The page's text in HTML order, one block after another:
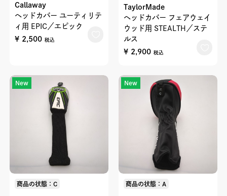
Callaway
ヘッドカバー ユーティリテ
ィ用 EPIC／エピック
¥ 2,500 税込
TaylorMade
ヘッドカバー フェアウェイ
ウッド用 STEALTH／ステ
ルス
¥ 2,900 税込
New
商品の状態：C
New
商品の状態：A